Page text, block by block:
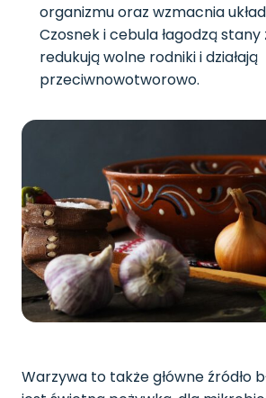
organizmu oraz wzmacnia
Czosnek i cebula łagodzą stany
redukują wolne rodniki i działają
przeciwnowotworowo.
Warzywa to także główne źródło